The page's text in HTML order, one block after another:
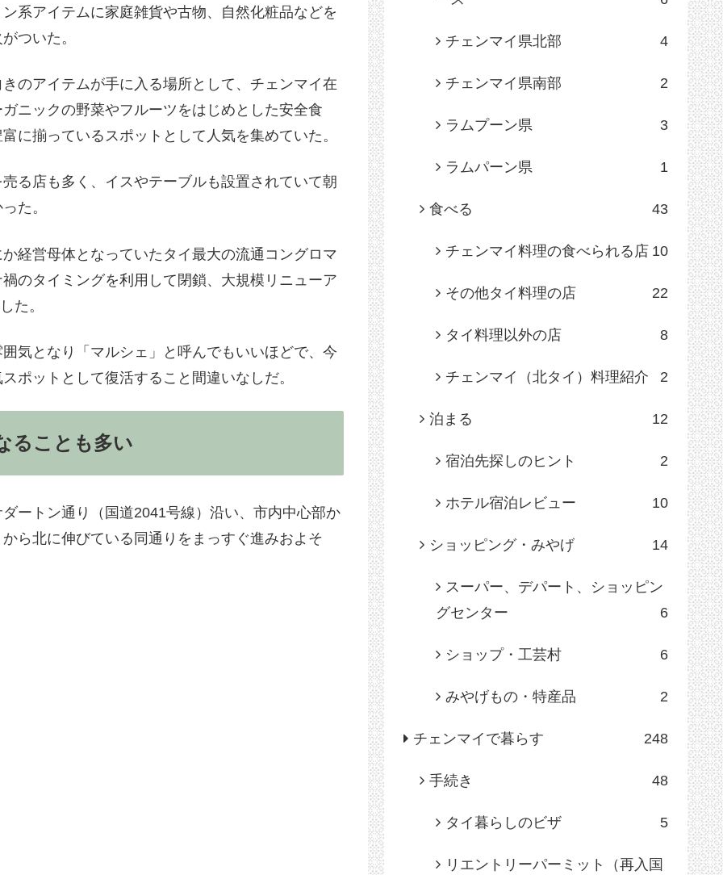
系アイテムに家庭雑貨や古物、自然化粧品などを
ついた。
のアイテムが手に入る場所として、チェンマイ在
ニックの野菜やフルーツをはじめとした安全食
に揃っているスポットとして人気を集めていた。
る店も多く、イスやテーブルも設置されていて朝
た。
経営母体となっていたタイ最大の流通コングロマ
のタイミングを利用して閉鎖、大規模リニューア
た。
気となり「マルシェ」と呼んでもいいほどで、今
ポットとして復活すること間違いなしだ。
ることも多い
ートン通り（国道2041号線）沿い、市内中心部か
ら北に伸びている同通りをまっすぐ進みおよそ
チェンマイ県北部 4
チェンマイ県南部 2
ラムプーン県 3
ラムパーン県 1
食べる 43
チェンマイ料理の食べられる店 10
その他タイ料理の店 22
タイ料理以外の店 8
チェンマイ（北タイ）料理紹介 2
泊まる 12
宿泊先探しのヒント 2
ホテル宿泊レビュー 10
ショッピング・みやげ 14
スーパー、デパート、ショッピン
グセンター
6
ショップ・工芸村 6
みやげもの・特産品 2
チェンマイで暮らす 248
手続き 48
タイ暮らしのビザ 5
リエントリーパーミット（再入国